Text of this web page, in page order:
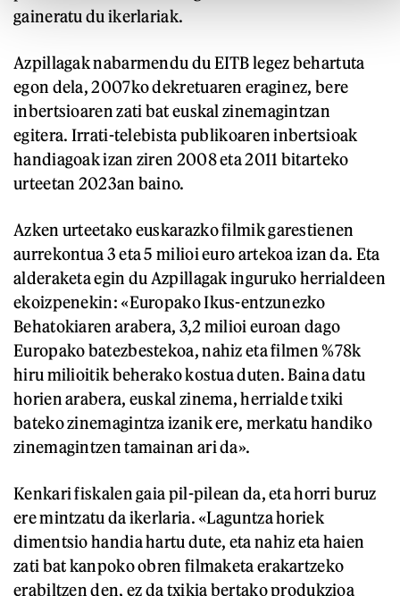
gaineratu du ikerlariak.
Azpillagak nabarmendu du EITB legez behartuta
egon dela, 2007ko dekretuaren eraginez, bere
inbertsioaren zati bat euskal zinemagintzan
egitera. Irrati-telebista publikoaren inbertsioak
handiagoak izan ziren 2008 eta 2011 bitarteko
urteetan 2023an baino.
Azken urteetako euskarazko filmik garestienen
aurrekontua 3 eta 5 milioi euro artekoa izan da. Eta
alderaketa egin du Azpillagak inguruko herrialdeen
ekoizpenekin: «Europako Ikus-entzunezko
Behatokiaren arabera, 3,2 milioi euroan dago
Europako batezbestekoa, nahiz eta filmen %78k
hiru milioitik beherako kostua duten. Baina datu
horien arabera, euskal zinema, herrialde txiki
bateko zinemagintza izanik ere, merkatu handiko
zinemagintzen tamainan ari da».
Kenkari fiskalen gaia pil-pilean da, eta horri buruz
ere mintzatu da ikerlaria. «Laguntza horiek
dimentsio handia hartu dute, eta nahiz eta haien
zati bat kanpoko obren filmaketa erakartzeko
erabiltzen den, ez da txikia bertako produkzioa